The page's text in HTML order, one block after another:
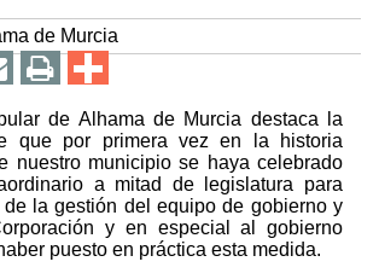
de Murcia
de Alhama de Murcia destaca la
que por primera vez en la historia
nuestro municipio se haya celebrado
a mitad de legislatura para
de la gestión del equipo de gobierno y
y en especial al gobierno
puesto en práctica esta medida.